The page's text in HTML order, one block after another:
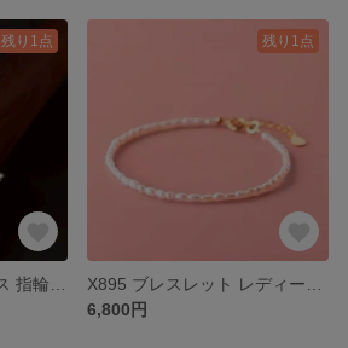
残り1点 残り1点
6,800円